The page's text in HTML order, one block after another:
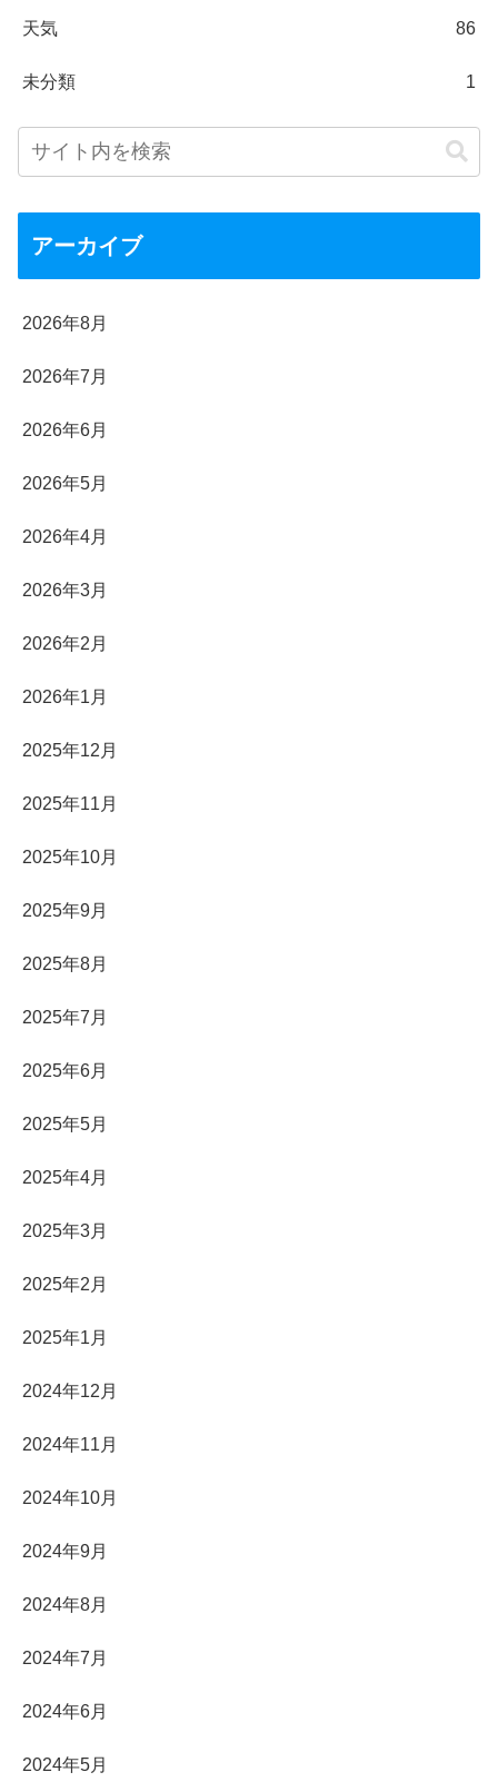
天気 86
未分類 1
アーカイブ
2026年8月
2026年7月
2026年6月
2026年5月
2026年4月
2026年3月
2026年2月
2026年1月
2025年12月
2025年11月
2025年10月
2025年9月
2025年8月
2025年7月
2025年6月
2025年5月
2025年4月
2025年3月
2025年2月
2025年1月
2024年12月
2024年11月
2024年10月
2024年9月
2024年8月
2024年7月
2024年6月
2024年5月